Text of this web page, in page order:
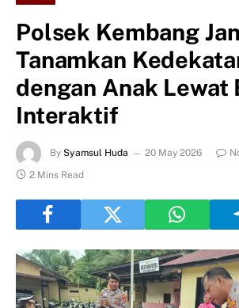
Polsek Kembang
Tanamkan
dengan Anak Lewat
Interaktif
By Syamsul Huda 20 May 2026
2 Mins Read